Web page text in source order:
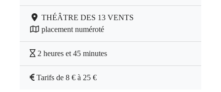
THÉÂTRE DES 13 VENTS
placement numéroté
2 heures et 45 minutes
Tarifs de 8 € à 25 €